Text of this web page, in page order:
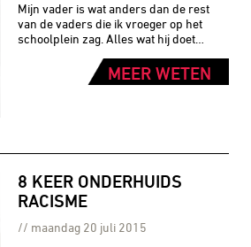
Mijn vader is wat anders dan de rest
van de vaders die ik vroeger op het
schoolplein zag. Alles wat hij doet…
MEER WETEN
8 KEER ONDERHUIDS
RACISME
maandag 20 juli 2015